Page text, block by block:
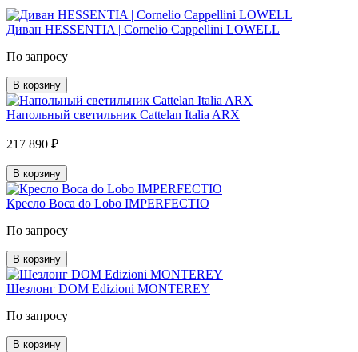
Диван HESSENTIA | Cornelio Cappellini LOWELL
По запросу
В корзину
Напольный светильник Cattelan Italia ARX
217 890 ₽
В корзину
Кресло Boca do Lobo IMPERFECTIO
По запросу
В корзину
Шезлонг DOM Edizioni MONTEREY
По запросу
В корзину